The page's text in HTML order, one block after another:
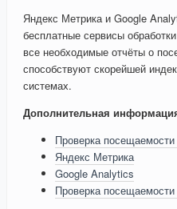
Яндекс Метрика и Google
бесплатные сервисы
все необходимые отчёты о
способствуют скорейшей
системах.
Дополнительная
Проверка
Яндекс Метрика
Google Analytics
Проверка посещаемости